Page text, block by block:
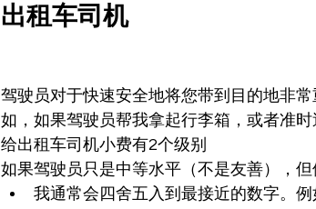
出租车司机
驾驶员对于快速安全地将您带到目的地非
如，如果驾驶员帮我拿起行李箱，或者准时
给出租车司机小费有2个级别
如果驾驶员只是中等水平（不是友善），但
我通常会四舍五入到最接近的数字。